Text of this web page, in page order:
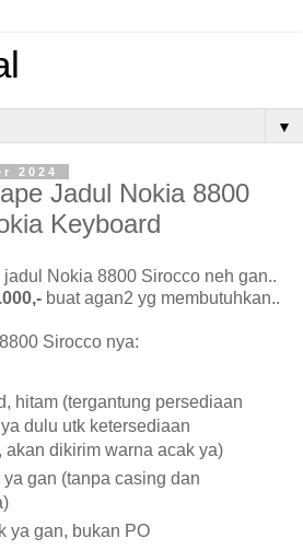
▼
2024
Jadul Nokia 8800
Keyboard
Nokia 8800 Sirocco neh gan..
buat agan2 yg membutuhkan..
Sirocco nya:
hitam (tergantung persediaan
dulu utk ketersediaan
akan dikirim warna acak ya)
gan (tanpa casing dan
ya gan, bukan PO